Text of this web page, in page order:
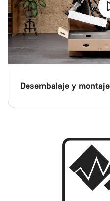
Desembalaje y montaje